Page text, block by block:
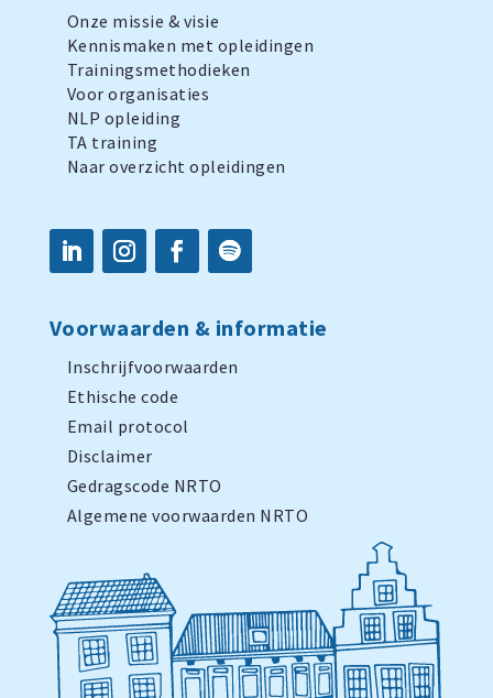
Onze missie & visie
Kennismaken met opleidingen
Trainingsmethodieken
Voor organisaties
NLP opleiding
TA training
Naar overzicht opleidingen
Voorwaarden & informatie
Inschrijfvoorwaarden
Ethische code
Email protocol
Disclaimer
Gedragscode NRTO
Algemene voorwaarden NRTO